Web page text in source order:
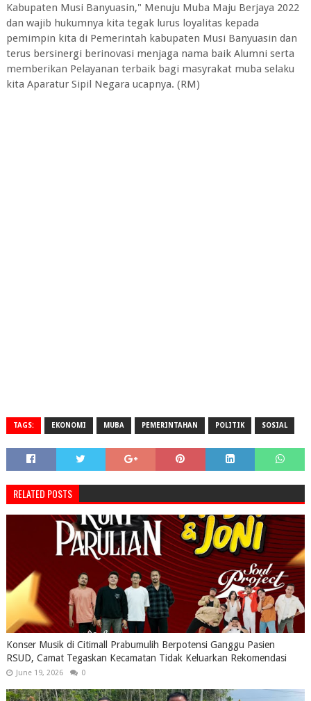
Kabupaten Musi Banyuasin," Menuju Muba Maju Berjaya 2022
dan wajib hukumnya kita tegak lurus loyalitas kepada
pemimpin kita di Pemerintah kabupaten Musi Banyuasin dan
terus bersinergi berinovasi menjaga nama baik Alumni serta
memberikan Pelayanan terbaik bagi masyrakat muba selaku
kita Aparatur Sipil Negara ucapnya. (RM)
TAGS: EKONOMI MUBA PEMERINTAHAN POLITIK SOSIAL
RELATED POSTS
Konser Musik di Citimall Prabumulih Berpotensi Ganggu Pasien
RSUD, Camat Tegaskan Kecamatan Tidak Keluarkan Rekomendasi
June 19, 2026 0